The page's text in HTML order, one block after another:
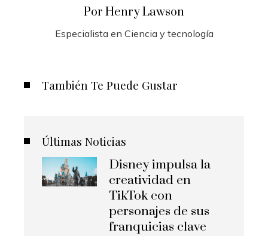
Por Henry Lawson
Especialista en Ciencia y tecnología
También Te Puede Gustar
Últimas Noticias
Disney impulsa la
creatividad en
TikTok con
personajes de sus
franquicias clave